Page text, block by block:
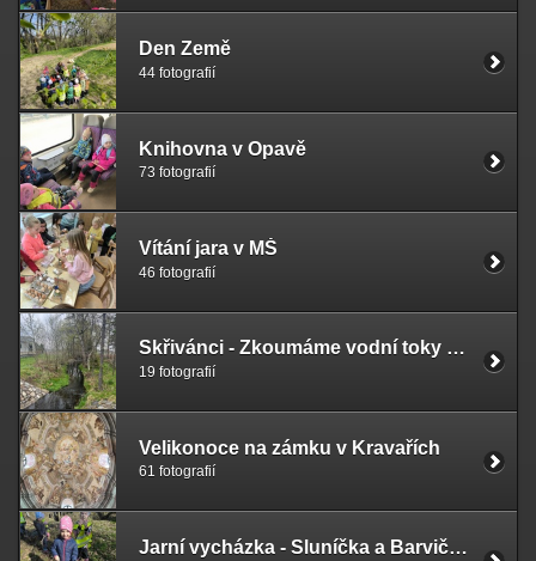
Den Země
44 fotografií
Knihovna v Opavě
73 fotografií
Vítání jara v MŠ
46 fotografií
Skřivánci - Zkoumáme vodní toky v okolí
19 fotografií
Velikonoce na zámku v Kravařích
61 fotografií
Jarní vycházka - Sluníčka a Barvičky